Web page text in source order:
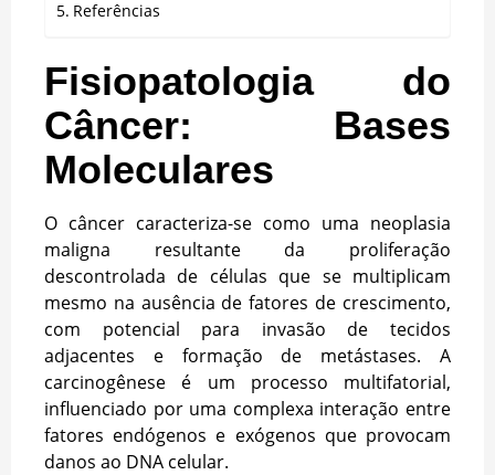
Referências
Fisiopatologia do
Câncer: Bases
Moleculares
O câncer caracteriza-se como uma neoplasia
maligna resultante da proliferação
descontrolada de células que se multiplicam
mesmo na ausência de fatores de crescimento,
com potencial para invasão de tecidos
adjacentes e formação de metástases. A
carcinogênese é um processo multifatorial,
influenciado por uma complexa interação entre
fatores endógenos e exógenos que provocam
danos ao DNA celular.